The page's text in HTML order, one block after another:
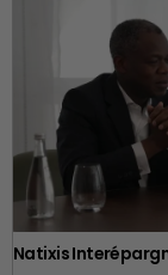
Natixis